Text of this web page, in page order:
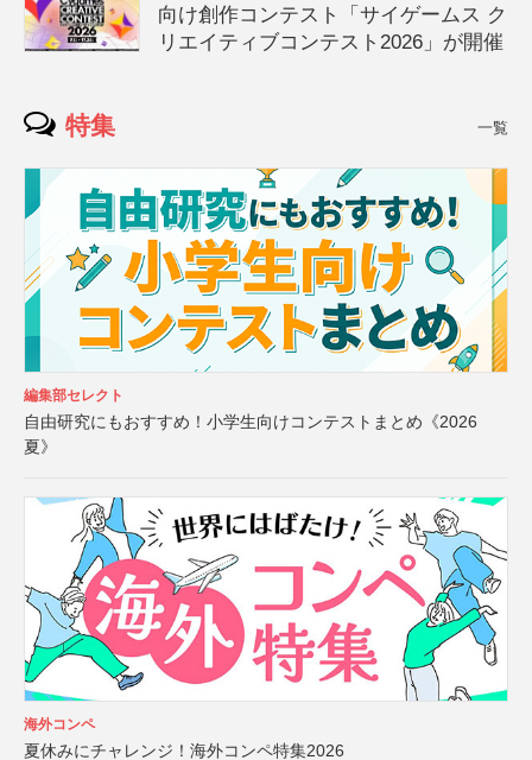
向け創作コンテスト「サイゲームス ク
リエイティブコンテスト2026」が開催
特集 一覧
編集部セレクト
自由研究にもおすすめ！小学生向けコンテストまとめ《2026
夏》
海外コンペ
夏休みにチャレンジ！海外コンペ特集2026